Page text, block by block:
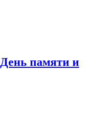
памяти и